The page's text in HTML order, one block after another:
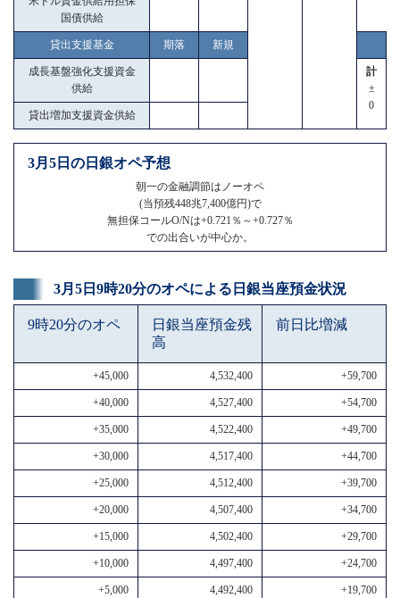
国債供給
貸出支援基金 期落 新規
成長基盤強化支援資金
供給
計
±
0
貸出増加支援資金供給
3月5日の日銀オペ予想
朝一の金融調節はノーオペ
(当預残448兆7,400億円)で
無担保コールO/Nは+0.721％～+0.727％
での出合いが中心か。
3月5日9時20分のオペによる日銀当座預金状況
9時20分のオペ
日銀当座預金残
高
前日比増減
+45,000 4,532,400 +59,700
+40,000 4,527,400 +54,700
+35,000 4,522,400 +49,700
+30,000 4,517,400 +44,700
+25,000 4,512,400 +39,700
+20,000 4,507,400 +34,700
+15,000 4,502,400 +29,700
+10,000 4,497,400 +24,700
+5,000 4,492,400 +19,700